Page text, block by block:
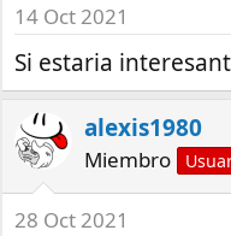
14 Oct 2021
Si estaria
alexis1980
Miembro
28 Oct 2021